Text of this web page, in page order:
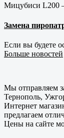
Мицубиси L200 –
Замена
Если вы будете
Больше новостей
Мы отправляем
Тернополь,
Интернет
предлагаем
Цены на сайте